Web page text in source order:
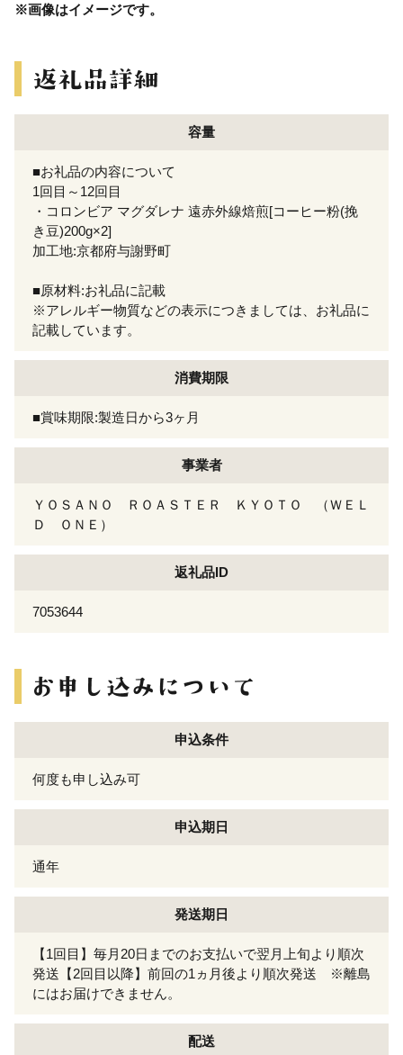
※画像はイメージです。
容量
■お礼品の内容について
1回目～12回目
・コロンビア マグダレナ 遠赤外線焙煎[コーヒー粉(挽
き豆)200g×2]
加工地:京都府与謝野町
■原材料:お礼品に記載
※アレルギー物質などの表示につきましては、お礼品に
記載しています。
消費期限
■賞味期限:製造日から3ヶ月
事業者
ＹＯＳＡＮＯ ＲＯＡＳＴＥＲ ＫＹＯＴＯ （ＷＥＬ
Ｄ ＯＮＥ）
返礼品ID
7053644
申込条件
何度も申し込み可
申込期日
通年
発送期日
【1回目】毎月20日までのお支払いで翌月上旬より順次
発送【2回目以降】前回の1ヵ月後より順次発送 ※離島
にはお届けできません。
配送